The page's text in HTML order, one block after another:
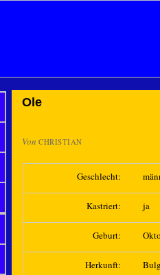
Ole
Von CHRISTIAN
Geschlecht:
Kastriert: ja
Geburt:
Herkunft: